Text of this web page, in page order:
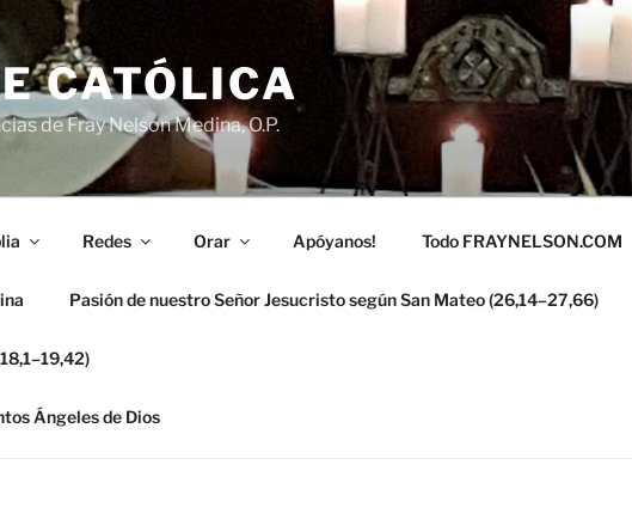
CATÓLICA
de Fray Nelson Medina, O.P.
Redes Orar Apóyanos! Todo FRAYNELSON.COM
Pasión de nuestro Señor Jesucristo según San Mateo (26,14–27,66)
Ángeles de Dios